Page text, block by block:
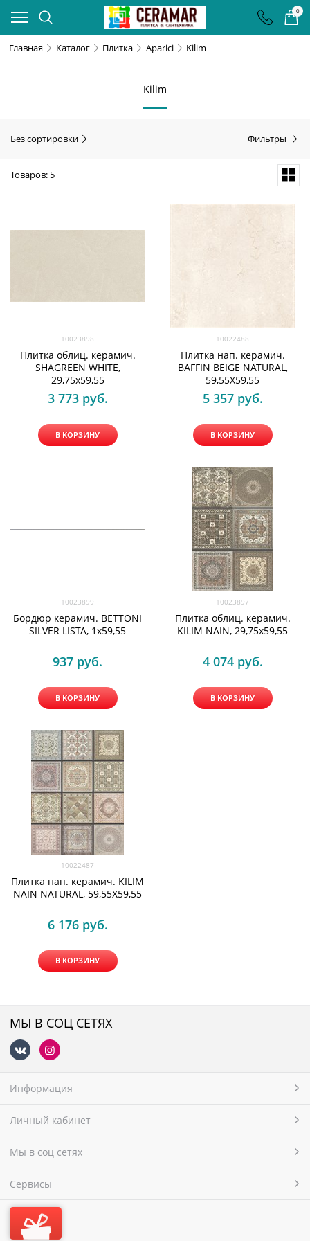
0
Главная Каталог Плитка Aparici Kilim
Kilim
Без сортировки Фильтры
Товаров: 5
10023898
Плитка облиц. керамич.
SHAGREEN WHITE,
29,75x59,55
3 773 руб.
В КОРЗИНУ
10022488
Плитка нап. керамич.
BAFFIN BEIGE NATURAL,
59,55X59,55
5 357 руб.
В КОРЗИНУ
10023899
Бордюр керамич. BETTONI
SILVER LISTA, 1x59,55
937 руб.
В КОРЗИНУ
10023897
Плитка облиц. керамич.
KILIM NAIN, 29,75x59,55
4 074 руб.
В КОРЗИНУ
10022487
Плитка нап. керамич. KILIM
NAIN NATURAL, 59,55X59,55
6 176 руб.
В КОРЗИНУ
МЫ В СОЦ СЕТЯХ
Информация
Личный кабинет
Мы в соц сетях
Сервисы